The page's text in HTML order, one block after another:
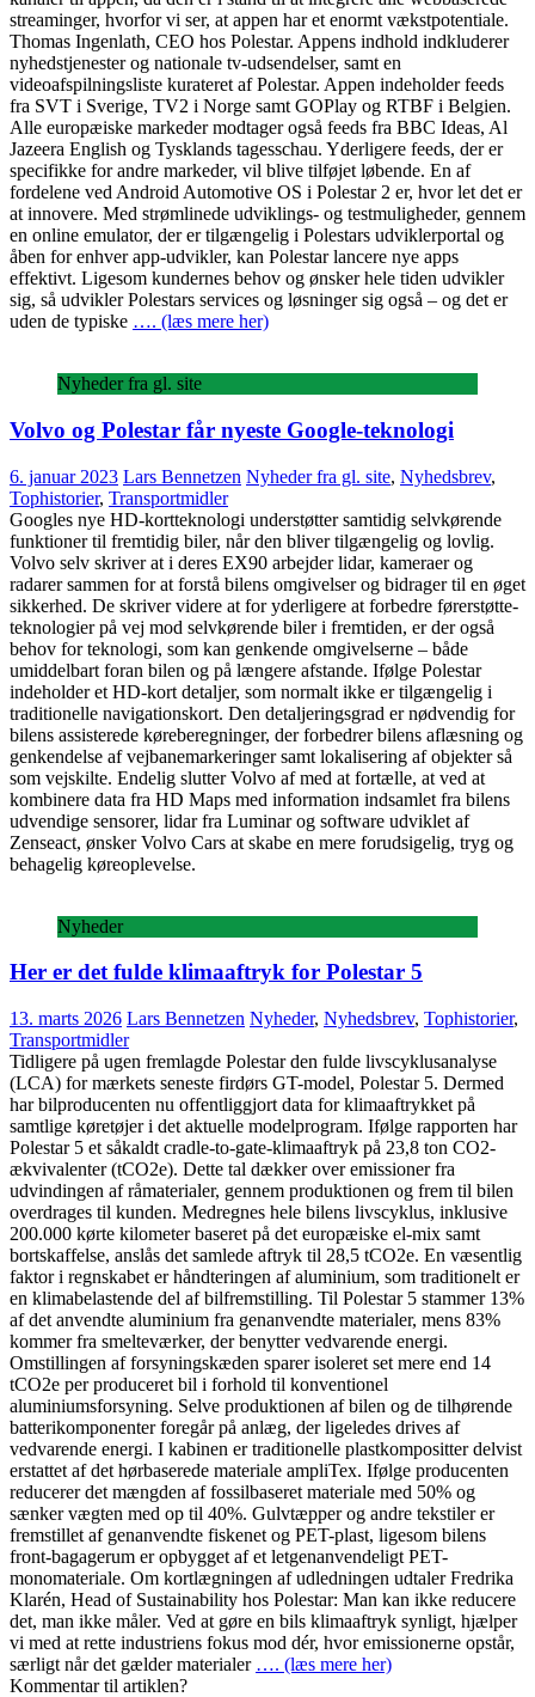
streaminger, hvorfor vi ser, at appen har et enormt vækstpotentiale.
Thomas Ingenlath, CEO hos Polestar. Appens indhold indkluderer
nyhedstjenester og nationale tv-udsendelser, samt en
videoafspilningsliste kurateret af Polestar. Appen indeholder feeds
fra SVT i Sverige, TV2 i Norge samt GOPlay og RTBF i Belgien.
Alle europæiske markeder modtager også feeds fra BBC Ideas, Al
Jazeera English og Tysklands tagesschau. Yderligere feeds, der er
specifikke for andre markeder, vil blive tilføjet løbende. En af
fordelene ved Android Automotive OS i Polestar 2 er, hvor let det er
at innovere. Med strømlinede udviklings- og testmuligheder, gennem
en online emulator, der er tilgængelig i Polestars udviklerportal og
åben for enhver app-udvikler, kan Polestar lancere nye apps
effektivt. Ligesom kundernes behov og ønsker hele tiden udvikler
sig, så udvikler Polestars services og løsninger sig også – og det er
uden de typiske …. (læs mere her)
Nyheder fra gl. site
Volvo og Polestar får nyeste Google-teknologi
6. januar 2023 Lars Bennetzen Nyheder fra gl. site, Nyhedsbrev,
Tophistorier, Transportmidler
Googles nye HD-kortteknologi understøtter samtidig selvkørende
funktioner til fremtidig biler, når den bliver tilgængelig og lovlig.
Volvo selv skriver at i deres EX90 arbejder lidar, kameraer og
radarer sammen for at forstå bilens omgivelser og bidrager til en øget
sikkerhed. De skriver videre at for yderligere at forbedre førerstøtte-
teknologier på vej mod selvkørende biler i fremtiden, er der også
behov for teknologi, som kan genkende omgivelserne – både
umiddelbart foran bilen og på længere afstande. Ifølge Polestar
indeholder et HD-kort detaljer, som normalt ikke er tilgængelig i
traditionelle navigationskort. Den detaljeringsgrad er nødvendig for
bilens assisterede køreberegninger, der forbedrer bilens aflæsning og
genkendelse af vejbanemarkeringer samt lokalisering af objekter så
som vejskilte. Endelig slutter Volvo af med at fortælle, at ved at
kombinere data fra HD Maps med information indsamlet fra bilens
udvendige sensorer, lidar fra Luminar og software udviklet af
Zenseact, ønsker Volvo Cars at skabe en mere forudsigelig, tryg og
behagelig køreoplevelse.
Nyheder
Her er det fulde klimaaftryk for Polestar 5
13. marts 2026 Lars Bennetzen Nyheder, Nyhedsbrev, Tophistorier,
Transportmidler
Tidligere på ugen fremlagde Polestar den fulde livscyklusanalyse
(LCA) for mærkets seneste firdørs GT-model, Polestar 5. Dermed
har bilproducenten nu offentliggjort data for klimaaftrykket på
samtlige køretøjer i det aktuelle modelprogram. Ifølge rapporten har
Polestar 5 et såkaldt cradle-to-gate-klimaaftryk på 23,8 ton CO2-
ækvivalenter (tCO2e). Dette tal dækker over emissioner fra
udvindingen af råmaterialer, gennem produktionen og frem til bilen
overdrages til kunden. Medregnes hele bilens livscyklus, inklusive
200.000 kørte kilometer baseret på det europæiske el-mix samt
bortskaffelse, anslås det samlede aftryk til 28,5 tCO2e. En væsentlig
faktor i regnskabet er håndteringen af aluminium, som traditionelt er
en klimabelastende del af bilfremstilling. Til Polestar 5 stammer 13%
af det anvendte aluminium fra genanvendte materialer, mens 83%
kommer fra smelteværker, der benytter vedvarende energi.
Omstillingen af forsyningskæden sparer isoleret set mere end 14
tCO2e per produceret bil i forhold til konventionel
aluminiumsforsyning. Selve produktionen af bilen og de tilhørende
batterikomponenter foregår på anlæg, der ligeledes drives af
vedvarende energi. I kabinen er traditionelle plastkompositter delvist
erstattet af det hørbaserede materiale ampliTex. Ifølge producenten
reducerer det mængden af fossilbaseret materiale med 50% og
sænker vægten med op til 40%. Gulvtæpper og andre tekstiler er
fremstillet af genanvendte fiskenet og PET-plast, ligesom bilens
front-bagagerum er opbygget af et letgenanvendeligt PET-
monomateriale. Om kortlægningen af udledningen udtaler Fredrika
Klarén, Head of Sustainability hos Polestar: Man kan ikke reducere
det, man ikke måler. Ved at gøre en bils klimaaftryk synligt, hjælper
vi med at rette industriens fokus mod dér, hvor emissionerne opstår,
særligt når det gælder materialer …. (læs mere her)
Kommentar til artiklen?